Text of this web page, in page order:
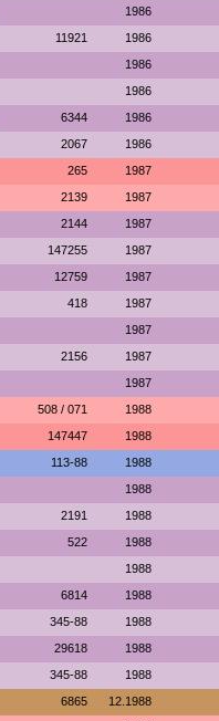
1986
11921 1986
1986
1986
6344 1986
2067 1986
265 1987
2139 1987
2144 1987
147255 1987
12759 1987
418 1987
1987
2156 1987
1987
508 / 071 1988
147447 1988
113-88 1988
1988
2191 1988
522 1988
1988
6814 1988
345-88 1988
29618 1988
345-88 1988
6865 12.1988